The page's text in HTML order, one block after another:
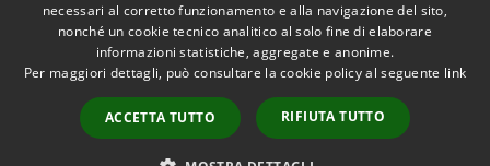
Accessibilità
Privacy
Mappa del sito
Copyright © 2024 •
Comune di Mazara del
Vallo• Powered
byMunicipium• Redazione
necessari al corretto funzionamento e alla navigazione del sito,
nonché un cookie tecnico analitico al solo fine di elaborare
informazioni statistiche, aggregate e anonime.
Per maggiori dettagli, può consultare la cookie policy al seguente link
ACCETTA TUTTO RIFIUTA TUTTO